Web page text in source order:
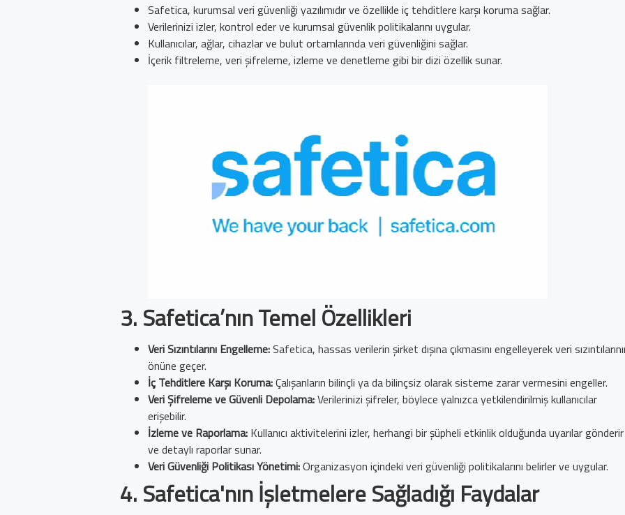
Safetica, kurumsal veri güvenliği yazılımıdır ve özellikle iç tehditlere karşı koruma sağlar.
Verilerinizi izler, kontrol eder ve kurumsal güvenlik politikalarını uygular.
Kullanıcılar, ağlar, cihazlar ve bulut ortamlarında veri güvenliğini sağlar.
İçerik filtreleme, veri şifreleme, izleme ve denetleme gibi bir dizi özellik sunar.
3. Safetica’nın Temel Özellikleri
Veri Sızıntılarını Engelleme:Safetica, hassas verilerin şirket dışına çıkmasını engelleyerek veri
önüne geçer.
İç Tehditlere Karşı Koruma:Çalışanların bilinçli ya da bilinçsiz olarak sisteme zarar vermesini engeller.
Veri Şifreleme ve Güvenli Depolama:Verilerinizi şifreler, böylece yalnızca yetkilendirilmiş kullanıcılar
erişebilir.
İzleme ve Raporlama: Kullanıcı aktivitelerini izler, herhangi bir şüpheli etkinlik olduğunda uyarılar gönderir
ve detaylı raporlar sunar.
Veri Güvenliği Politikası Yönetimi:Organizasyon içindeki veri güvenliği politikalarını belirler ve uygular.
4. Safetica'nın İşletmelere Sağladığı Faydalar